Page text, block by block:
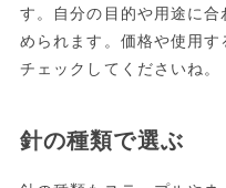
す。自分の目的や用途に
められます。価格や使用
チェックしてくださいね。
針の種類で選ぶ